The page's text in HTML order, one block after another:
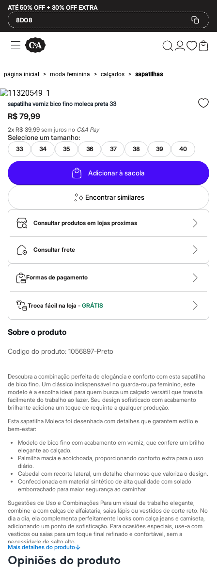
ATÉ 50% OFF + 30% OFF EXTRA
8DO8
Ofertas
Compre por Departamento
Masculino
Infantil
Calçados
Mindse7
Plus Size
Até 20% off
Até 40% off
Até 60% off
A partir de 60% off
Feminino
Em alta
Inverno
Alfaiataria
Novidades
Roupas
Blusas e Camisetas
Básicos
Calças
Casacos e Jaquetas
Jeans
Macacões
Saias
Shorts e Bermudas
Vestidos
Acessórios
Bolsas
Bonés e Chapéus
Bijoux
Cintos
Relógios
Botas
Sandálias
Sapatilhas
Tênis
Marcas
City
Clock House
Mindset
Sawary
Yessica
Moda esportiva
Acessórios
Blusas
Calçados
Leggings
Shorts e Bermudas
Tops
Moda íntima
Calcinhas
Cintas e Modeladores
Meias
Pijamas
Sutiãs e Tops
página inicial > moda feminina > calçados > sapatilhas
sapatilha verniz bico fino moleca preta 33
R$ 79,99
2x R$ 39,99 sem juros no C&A Pay
Selecione umtamanho:
33 34 35 36 37 38 39 40
Adicionar à sacola
Encontrar similares
Consultar produtos em lojas proximas
Consultar frete
Formas de pagamento
Troca fácil na loja - GRÁTIS
Sobre o produto
Codigo do produto: 1056897-Preto
Descubra a combinação perfeita de elegância e conforto com esta sapatilha
de bico fino. Um clássico indispensável no guarda-roupa feminino, este
modelo é a escolha ideal para quem busca um calçado versátil que transita
facilmente do trabalho ao lazer. Seu design sofisticado com acabamento
brilhante adiciona um toque de requinte a qualquer produção.
Esta sapatilha Moleca foi desenhada com detalhes que garantem estilo e
bem-estar:
Modelo de bico fino com acabamento em verniz, que confere um brilho
elegante ao calçado.
Palmilha macia e acolchoada, proporcionando conforto extra para o uso
diário.
Cabedal com recorte lateral, um detalhe charmoso que valoriza o design.
Confeccionada em material sintético de alta qualidade com solado
emborrachado para maior segurança ao caminhar.
Sugestões de Uso e Combinações Para um visual de trabalho elegante,
combine-a com calças de alfaiataria, saias lápis ou vestidos de corte reto. No
dia a dia, ela complementa perfeitamente looks com calça jeans e camiseta,
adicionando um ponto de sofisticação. Para ocasiões especiais, use-a com
vestidos ou saias para um toque final refinado e confortável, sem a
necessidade de salto alto.
A gente se encontra na C&A! ❤
Mais detalhes do produto↓
Informacoes gerais:
Opiniões do produto